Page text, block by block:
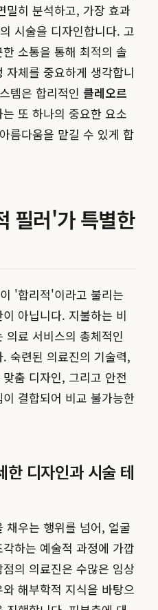
밀히 분석하고, 가장 효과
시술을 디자인합니다. 고
소통을 통해 최적의 솔
체를 중요하게 생각합니
템은 합리적인 클레오르
또 하나의 중요한 요소
름다움을 맡길 수 있게 합
필러'가 특별한
'합리적'이라고 불리는
아닙니다. 지불하는 비
의료 서비스의 총체적인
숙련된 의료진의 기술력,
춤 디자인, 그리고 안전
결합되어 비교 불가능한
한 디자인과 시술 테
채우는 행위를 넘어, 얼굴
하는 예술적 과정에 가깝
의 의료진은 수많은 임상
해부학적 지식을 바탕으